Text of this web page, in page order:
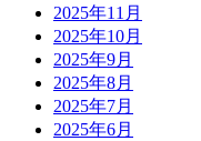
2025年11月
2025年10月
2025年9月
2025年8月
2025年7月
2025年6月